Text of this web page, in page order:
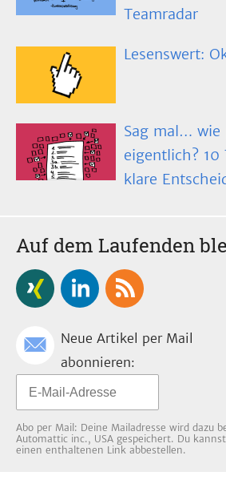
Teamradar
Lesenswert:
Sag mal… wie
eigentlich?
klare
Auf dem Laufenden
Neue Artikel per Mail
abonnieren:
Abo per Mail: Deine Mailadresse wird dazu
Automattic inc., USA gespeichert. Du
einen enthaltenen Link abbestellen.